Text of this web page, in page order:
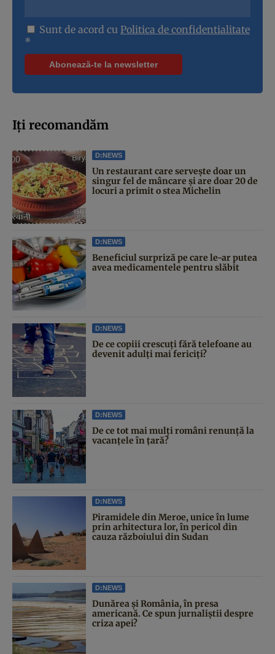
Sunt de acord cu Politica de confidentialitate
*
Iți recomandăm
D:NEWS
Un restaurant care servește doar un
singur fel de mâncare și are doar 20 de
locuri a primit o stea Michelin
D:NEWS
Beneficiul surpriză pe care le-ar putea
avea medicamentele pentru slăbit
D:NEWS
De ce copiii crescuți fără telefoane au
devenit adulți mai fericiți?
D:NEWS
De ce tot mai mulți români renunță la
vacanțele în țară?
D:NEWS
Piramidele din Meroe, unice în lume
prin arhitectura lor, în pericol din
cauza războiului din Sudan
D:NEWS
Dunărea și România, în presa
americană. Ce spun jurnaliștii despre
criza apei?